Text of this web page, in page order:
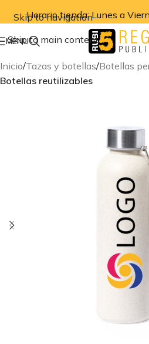
Skip to navigation
Skip to main content
Horario tienda: Lunes a
MENU
Inicio Tazas y botellas Botellas
Botellas reutilizables